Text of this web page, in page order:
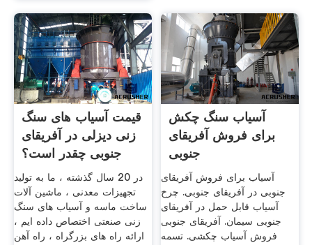
قیمت آسیاب های سنگ
زنی دیزلی در آفریقای
جنوبی چقدر است؟
در 20 سال گذشته ، ما به تولید
تجهیزات معدنی ، ماشین آلات
ساخت ماسه و آسیاب های سنگ
زنی صنعتی اختصاص داده ایم ،
ارائه راه های بزرگراه ، راه آهن
آسیاب سنگ چکش
برای فروش آفریقای
جنوبی
آسیاب برای فروش آفریقای
جنوبی در آفریقای جنوبی. چرخ
آسیاب قابل حمل در آفریقای
جنوبی سیمان. آفریقای جنوبی
فروش آسیاب چکشی. تسمه